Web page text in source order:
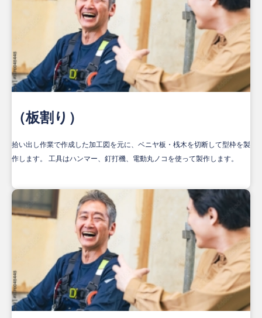
（板割り）
拾い出し作業で作成した加工図を元に、ベニヤ板・桟木を切断して型枠を製
作します。 工具はハンマー、釘打機、電動丸ノコを使って製作します。